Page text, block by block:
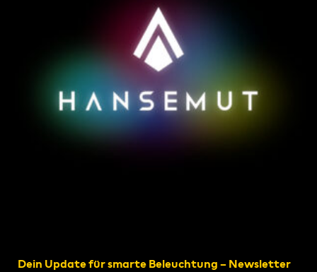
Dein Update für smarte Beleuchtung – Newsletter